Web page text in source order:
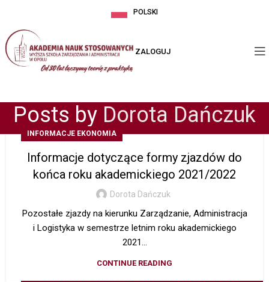
POLSKI
ZALOGUJ
Posts by Dorota Dańczuk
INFORMACJE EKONOMIA
Informacje dotyczące formy zjazdów do
końca roku akademickiego 2021/2022
Dorota Dańczuk
Pozostałe zjazdy na kierunku Zarządzanie, Administracja
i Logistyka w semestrze letnim roku akademickiego
2021...
CONTINUE READING